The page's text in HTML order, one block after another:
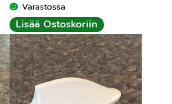
Varastossa
Lisää Ostoskoriin